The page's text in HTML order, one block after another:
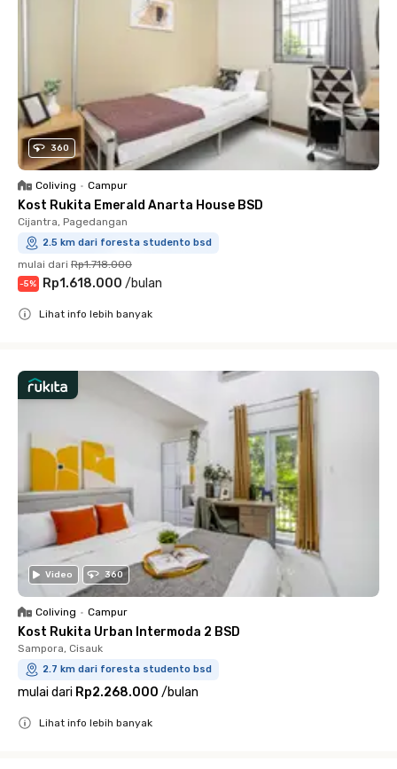
360
Coliving • Campur
Kost Rukita Emerald Anarta House BSD
Cijantra, Pagedangan
2.5 km dari foresta studento bsd
mulai dari Rp1.718.000
-5% Rp1.618.000 /bulan
Lihat info lebih banyak
Video 360
Coliving • Campur
Kost Rukita Urban Intermoda 2 BSD
Sampora, Cisauk
2.7 km dari foresta studento bsd
mulai dari Rp2.268.000 /bulan
Lihat info lebih banyak